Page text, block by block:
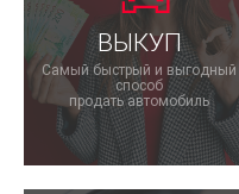
ВЫКУП
Самый быстрый и выгодный
способ
продать автомобиль